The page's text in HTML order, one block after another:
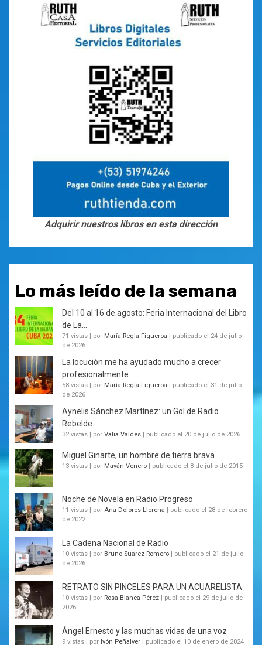
Adquirir nuestros libros en esta dirección
Lo más leído de la semana
Del 10 al 16 de agosto: Feria Internacional del Libro
de La...
71 vistas | por María Regla Figueroa | publicado el 24 de julio
de 2026
La locución me ha ayudado mucho a crecer
profesionalmente
58 vistas | por María Regla Figueroa | publicado el 31 de julio
de 2026
Aynelis Sánchez Martínez: un Gol de Radio
Rebelde
32 vistas | por Valia Valdés | publicado el 20 de julio de 2026
Miguel Ginarte, un hombre de tierra brava
13 vistas | por Mayán Venero | publicado el 8 de julio de 2015
Noche de Novela en Radio Progreso
11 vistas | por Ana Dolores Llerena | publicado el 28 de febrero
de 2022
La Cadena Nacional de Radio
10 vistas | por Bruno Suarez Romero | publicado el 21 de julio
de 2026
RETRATO SIN PINCELES PARA UN ACUARELISTA
10 vistas | por Rosa Blanca Pérez | publicado el 29 de julio de
2026
Ángel Ernesto y las muchas vidas de una voz
9 vistas | por Ivón Peñalver | publicado el 10 de enero de 2024